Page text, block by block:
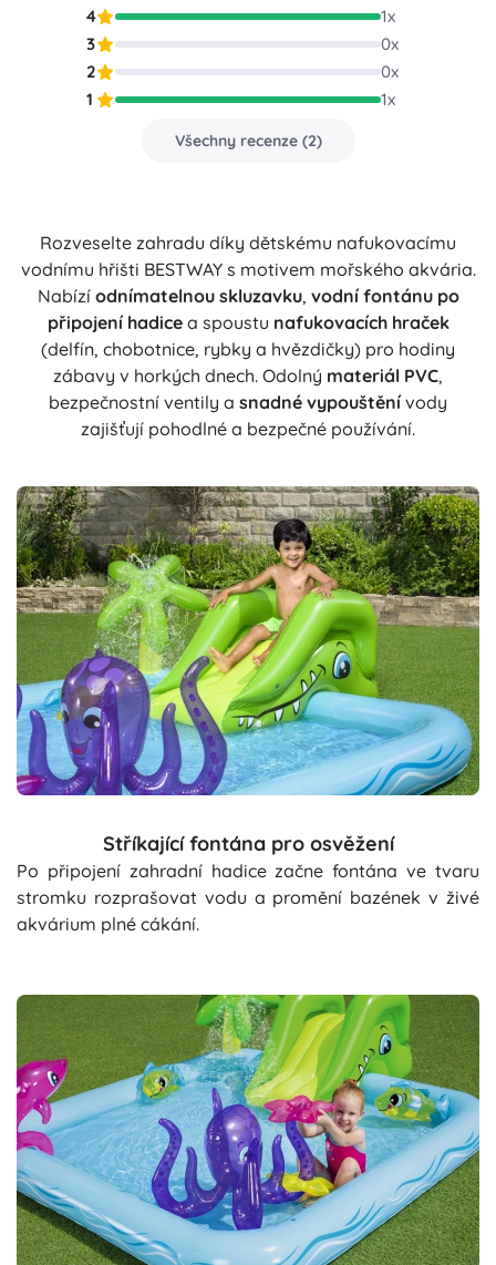
4
1x
3
0x
2
0x
1
1x
Všechny recenze(2)
Rozveselte zahradu díky dětskému nafukovacímu
vodnímu hřišti BESTWAY s motivem mořského akvária.
Nabízí odnímatelnou skluzavku, vodní fontánu po
připojení hadicea spoustu nafukovacích hraček
(delfín, chobotnice, rybky a hvězdičky) pro hodiny
zábavy v horkých dnech. Odolný materiál PVC,
bezpečnostní ventily a snadné vypouštění vody
zajišťují pohodlné a bezpečné používání.
Stříkající fontána pro osvěžení
Po připojení zahradní hadice začne fontána ve tvaru
stromku rozprašovat vodu a promění bazének v živé
akvárium plné cákání.